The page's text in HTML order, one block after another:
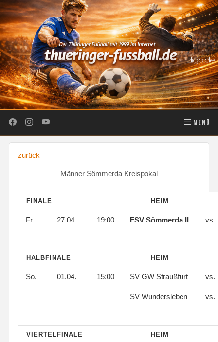
MENÜ
zurück
Männer Sömmerda Kreispokal
FINALE HEIM
Fr. 27.04. 19:00 FSV Sömmerda II vs.
HALBFINALE HEIM
So. 01.04. 15:00 SV GW Straußfurt vs.
SV Wundersleben vs.
VIERTELFINALE HEIM